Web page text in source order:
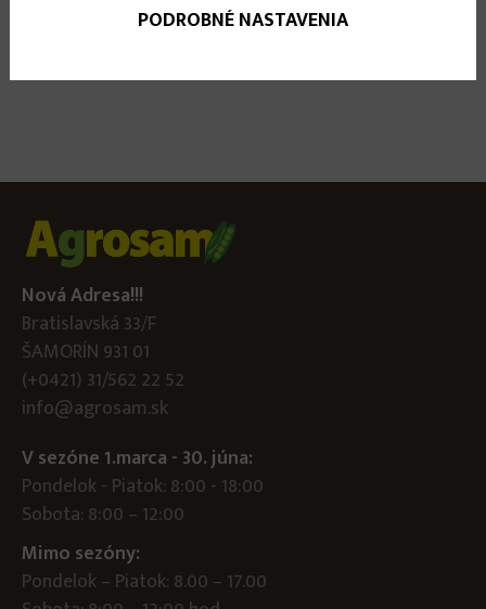
Nová Adresa!!!
Bratislavská 33/F
ŠAMORÍN 931 01
(+0421) 31/562 22 52
info@agrosam.sk
V sezóne 1.marca - 30. júna:
Pondelok - Piatok: 8:00 - 18:00
Sobota: 8:00 – 12:00
Mimo sezóny:
Pondelok – Piatok: 8.00 – 17.00
PODROBNÉ NASTAVENIA